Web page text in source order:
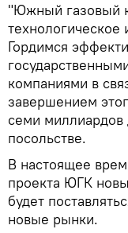
"Южный газовый
Гордимся
компаниями в
завершением
семи миллиардов
посольстве.
В настоящее
проекта ЮГК
будет
новые рынки.